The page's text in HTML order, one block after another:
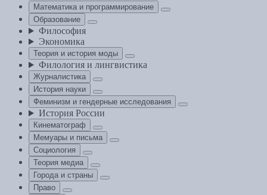
Математика и программирование
Образование
Философия
Экономика
Теория и история моды
Филология и лингвистика
Журналистика
История науки
Феминизм и гендерные исследования
История России
Кинематограф
Мемуары и письма
Социология
Теория медиа
Города и страны
Право